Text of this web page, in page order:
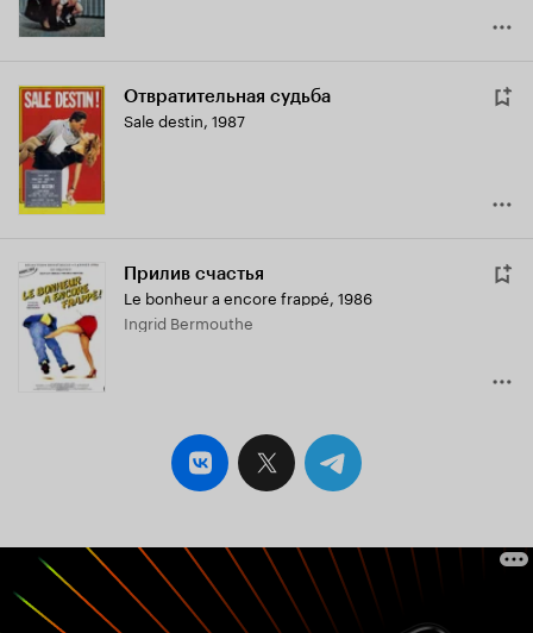
Отвратительная судьба
Sale destin, 1987
Прилив счастья
Le bonheur a encore frappé, 1986
Ingrid Bermouthe